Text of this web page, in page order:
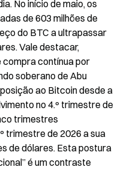
No início de maio, os
de 603 milhões de
do BTC a ultrapassar
Vale destacar,
contínua por
soberano de Abu
ao Bitcoin desde a
no 4.º trimestre de
trimestres
trimestre de 2026 a sua
de dólares. Esta postura
é um contraste